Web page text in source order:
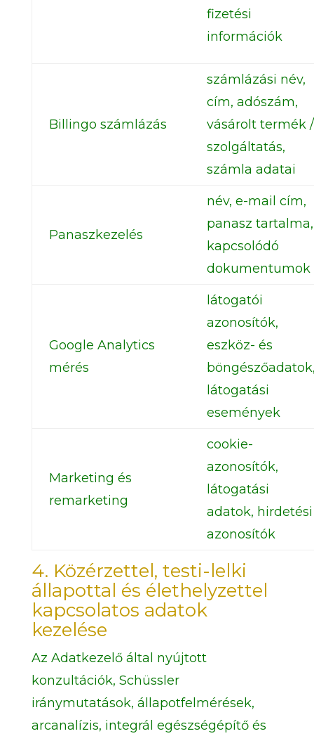
fizetési
információk
Billingo számlázás
számlázási név,
cím, adószám,
vásárolt termék /
szolgáltatás,
számla adatai
Panaszkezelés
név, e-mail cím,
panasz tartalma,
kapcsolódó
dokumentumok
Google Analytics
mérés
látogatói
azonosítók,
eszköz- és
látogatási
események
Marketing és
remarketing
cookie-
azonosítók,
látogatási
adatok, hirdetési
azonosítók
4. Közérzettel, testi-lelki
állapottal és élethelyzettel
kapcsolatos adatok
kezelése
Az Adatkezelő által nyújtott
konzultációk, Schüssler
iránymutatások, állapotfelmérések,
arcanalízis, integrál egészségépítő és